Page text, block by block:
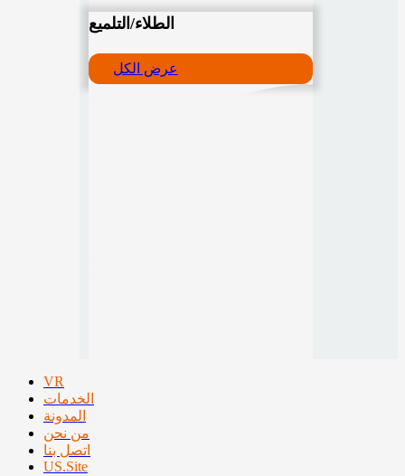
الطلاء/التلميع
عرض الكل
VR
الخدمات
المدونة
من نحن
اتصل بنا
US.Site